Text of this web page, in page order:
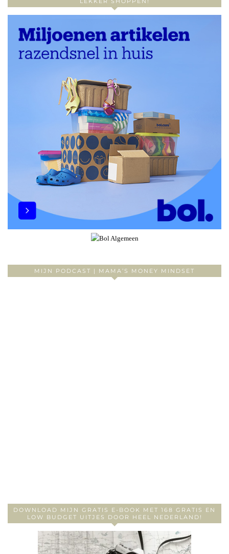
MIJN PODCAST | MAMA’S MONEY MINDSET
DOWNLOAD MIJN GRATIS E-BOOK MET 168 GRATIS EN
LOW BUDGET UITJES DOOR HEEL NEDERLAND!